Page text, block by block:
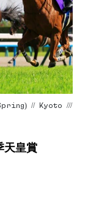
// Kyoto ///
皇賞